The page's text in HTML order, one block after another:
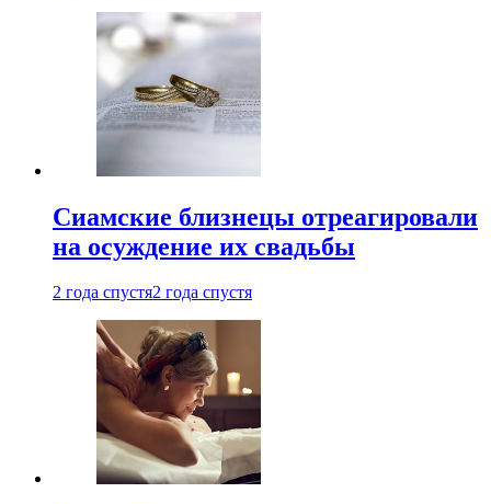
Cиамские близнецы отреагировали
на осуждение их свадьбы
2 года спустя2 года спустя